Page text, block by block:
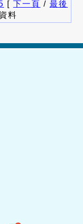
[ 下一頁 / 最後
料